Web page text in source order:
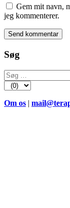
Gem mit navn,
jeg kommenterer.
Søg
Søg
efter:
Om os |